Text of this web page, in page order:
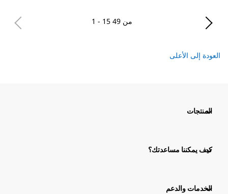
1 - 15 من 49
العودة إلى الأعلى
المنتجات
كيف يمكننا مساعدتك؟
الخدمات والدعم